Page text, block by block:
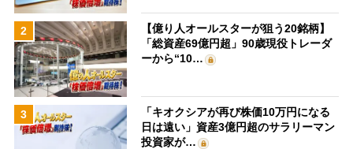
2
【億り人オールスターが狙う20銘柄】
「総資産69億円超」90歳現役トレーダ
ーから“10…
3
「キオクシアが再び株価10万円になる
日は遠い」資産3億円超のサラリーマン
投資家が…